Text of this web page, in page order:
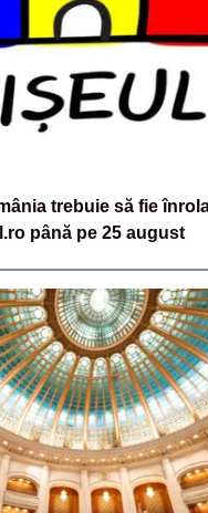
trebuie să fie
până pe 25 august